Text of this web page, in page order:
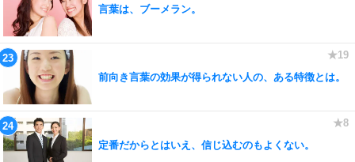
言葉は、ブーメラン。
前向き言葉の効果が得られない人の、ある特徴とは。
定番だからとはいえ、信じ込むのもよくない。